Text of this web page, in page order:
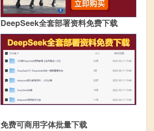
DeepSeek全套部署资料免费下载
免费可商用字体批量下载